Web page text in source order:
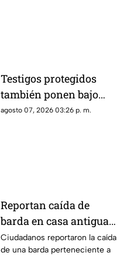
Testigos protegidos
también ponen bajo
presión a políticos en
agosto 07, 2026 03:26 p. m.
Reportan caída de
barda en casa antigua
del Centro de Morelia
Ciudadanos reportaron la caída
de una barda perteneciente a